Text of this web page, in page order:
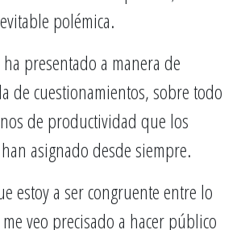
polémica.
presentado a manera de
de cuestionamientos, sobre todo
de productividad que los
asignado desde siempre.
estoy a ser congruente entre lo
veo precisado a hacer público